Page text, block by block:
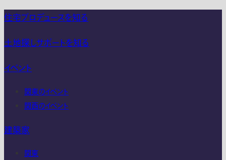
住宅プロデュースを知る
土地探しサポートを知る
イベント
関東のイベント
関西のイベント
建築家
関東